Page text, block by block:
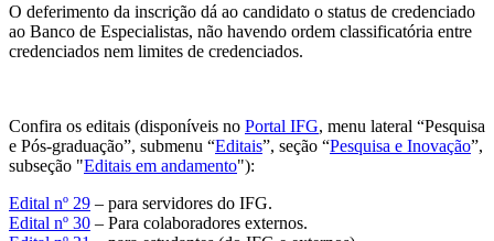
O deferimento da inscrição dá ao candidato o status de credenciado
ao Banco de Especialistas, não havendo ordem classificatória entre
credenciados nem limites de credenciados.
Confira os editais (disponíveis no Portal IFG, menu lateral “Pesquisa
e Pós-graduação”, submenu “Editais”, seção “Pesquisa e Inovação”,
subseção "Editais em andamento"):
Edital nº 29 – para servidores do IFG.
Edital nº 30 – Para colaboradores externos.